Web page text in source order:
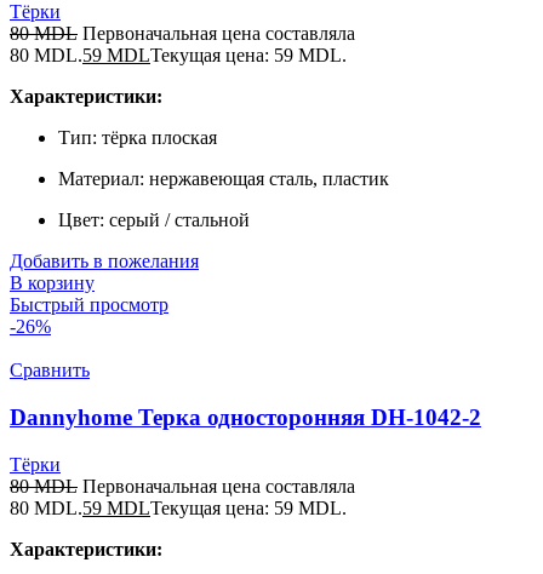
Тёрки
80MDL Первоначальная цена составляла
80 MDL.59 MDLТекущая цена: 59 MDL.
Характеристики:
Тип: тёрка плоская
Материал: нержавеющая сталь, пластик
Цвет: серый / стальной
Добавить в пожелания
В корзину
Быстрый просмотр
-26%
Сравнить
Dannyhome Терка односторонняя DH-1042-2
Тёрки
80MDL Первоначальная цена составляла
80 MDL.59 MDLТекущая цена: 59 MDL.
Характеристики: